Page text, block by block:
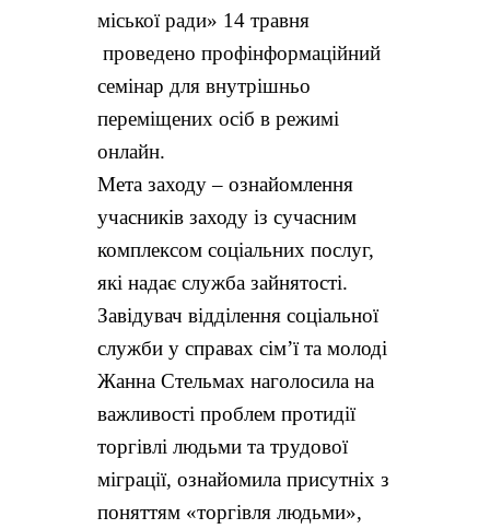
міської ради» 14 травня
проведено профінформаційний
семінар для внутрішньо
переміщених осіб в режимі
онлайн.
Мета заходу – ознайомлення
учасників заходу із сучасним
комплексом соціальних послуг,
які надає служба зайнятості.
Завідувач відділення соціальної
служби у справах сім’ї та молоді
Жанна Стельмах наголосила на
важливості проблем протидії
торгівлі людьми та трудової
міграції, ознайомила присутніх з
поняттям «торгівля людьми»,